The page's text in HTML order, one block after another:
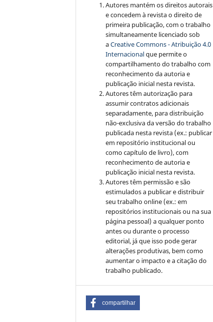
Autores mantém os direitos autorais
e concedem à revista o direito de
primeira publicação, com o trabalho
simultaneamente licenciado sob
aCreative Commons - Atribuição 4.0
Internacionalque permite o
compartilhamento do trabalho com
reconhecimento da autoria e
publicação inicial nesta revista.
Autores têm autorização para
assumir contratos adicionais
separadamente, para distribuição
não-exclusiva da versão do trabalho
publicada nesta revista (ex.: publicar
em repositório institucional ou
como capítulo de livro), com
reconhecimento de autoria e
publicação inicial nesta revista.
Autores têm permissão e são
estimulados a publicar e distribuir
seu trabalho online (ex.: em
repositórios institucionais ou na sua
página pessoal) a qualquer ponto
antes ou durante o processo
editorial, já que isso pode gerar
alterações produtivas, bem como
aumentar o impacto e a citação do
trabalho publicado.
compartilhar